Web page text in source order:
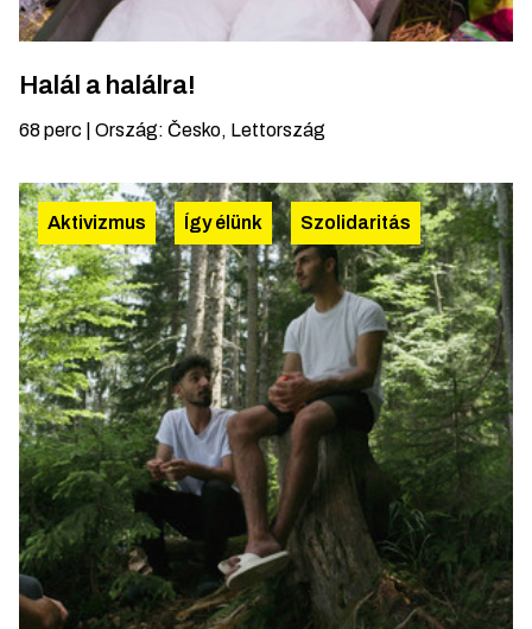
Halál a halálra!
68perc Ország: Česko, Lettország
Aktivizmus Így élünk Szolidaritás